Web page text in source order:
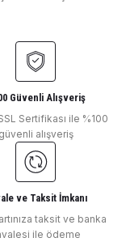
g / 0.01-0.1 mg Dahili
0.0001GR
Güvenli Alışveriş
Sertifikası ile %100
güvenli alışveriş
ve Taksit İmkanı
taksit ve banka
ile ödeme